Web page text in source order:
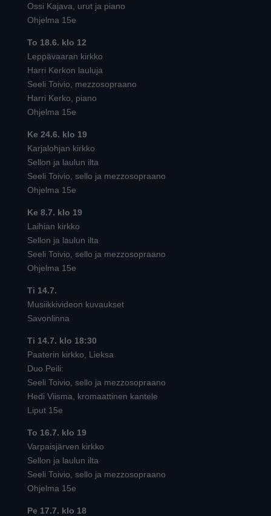
Ossi Kajava, urut ja piano
Ohjelma 15e
To 18.6. klo 12
Leppävaaran kirkko
Harri Kerkon lauluja
Seeli Toivio, mezzosopraano
Harri Kerko, piano
Ohjelma 15e
Ke 24.6. klo 19
Karjalohjan kirkko
Sellon ja laulun ilta
Seeli Toivio, sello ja mezzosopraano
Ohjelma 15e
Ke 8.7. klo 19
Laihian kirkko
Sellon ja laulun ilta
Seeli Toivio, sello ja mezzosopraano
Ohjelma 15e
Ti 14.7.
Musiikkivideon kuvaukset
Savonlinna
Ti 14.7. klo 18:30
Paaterin kirkko, Lieksa
Duo Peili:
Seeli Toivio, sello ja mezzosopraano
Hedi Viisma, kromaattinen kantele
Liput 15e
To 16.7. klo 19
Varpaisjärven kirkko
Sellon ja laulun ilta
Seeli Toivio, sello ja mezzosopraano
Ohjelma 15e
Pe 17.7. klo 18